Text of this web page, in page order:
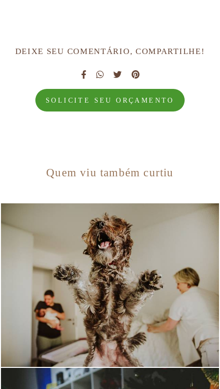
DEIXE SEU COMENTÁRIO, COMPARTILHE!
SOLICITE SEU ORÇAMENTO
Quem viu também curtiu
1715 5